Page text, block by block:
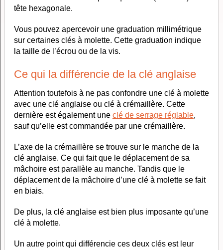
tête hexagonale.
Vous pouvez apercevoir une graduation millimétrique
sur certaines clés à molette. Cette graduation indique
la taille de l’écrou ou de la vis.
Ce qui la différencie de la clé anglaise
Attention toutefois à ne pas confondre une clé à molette
avec une clé anglaise ou clé à crémaillère. Cette
dernière est également une clé de serrage réglable,
sauf qu’elle est commandée par une crémaillère.
L’axe de la crémaillère se trouve sur le manche de la
clé anglaise. Ce qui fait que le déplacement de sa
mâchoire est parallèle au manche. Tandis que le
déplacement de la mâchoire d’une clé à molette se fait
en biais.
De plus, la clé anglaise est bien plus imposante qu’une
clé à molette.
Un autre point qui différencie ces deux clés est leur